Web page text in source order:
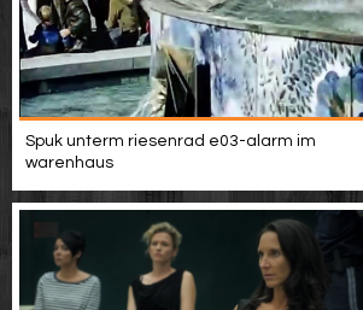
Spuk unterm riesenrad e03-alarm im
warenhaus